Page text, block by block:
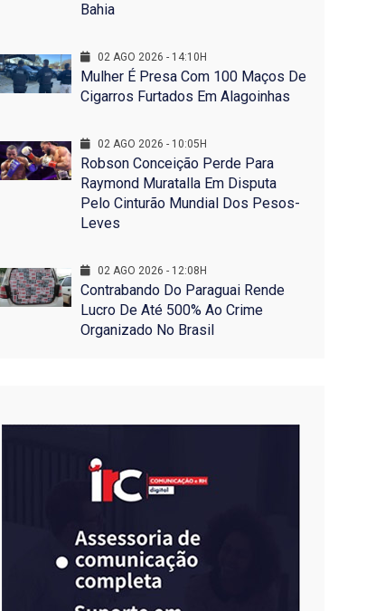
Bahia
02 AGO 2026 - 14:10H
Mulher É Presa Com 100 Maços De
Cigarros Furtados Em Alagoinhas
02 AGO 2026 - 10:05H
Robson Conceição Perde Para
Raymond Muratalla Em Disputa
Pelo Cinturão Mundial Dos Pesos-
Leves
02 AGO 2026 - 12:08H
Contrabando Do Paraguai Rende
Lucro De Até 500% Ao Crime
Organizado No Brasil